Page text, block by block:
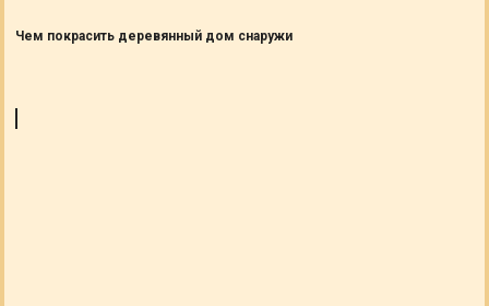
Чем покрасить деревянный дом снаружи